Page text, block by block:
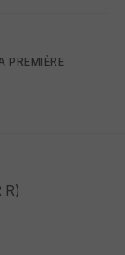
PREMIÈRE
R)